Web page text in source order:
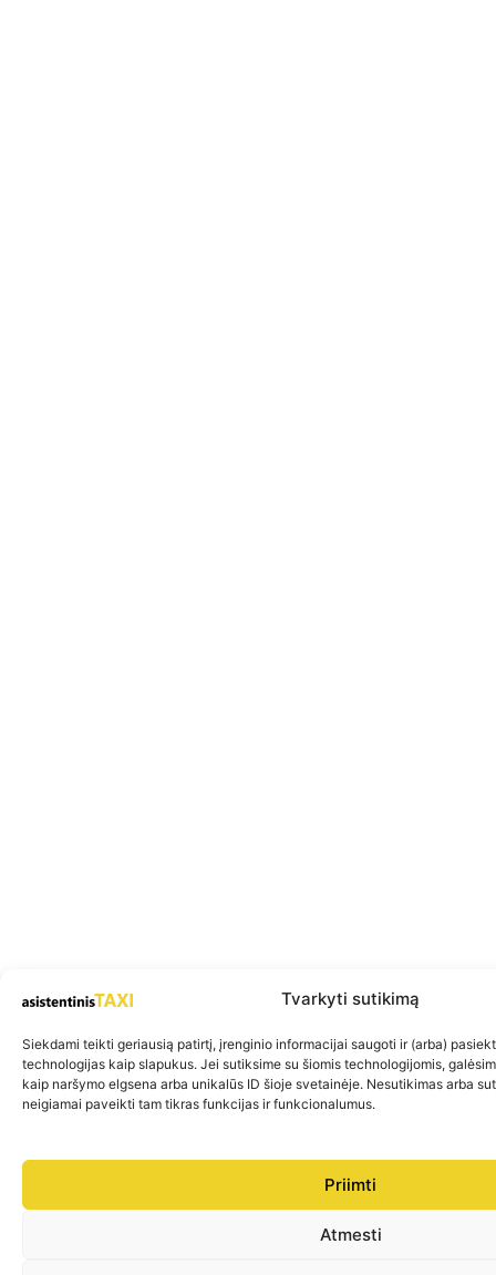
Tvarkyti sutikimą
Siekdami teikti geriausią patirtį, įrenginio informacijai saugoti ir (arba)
technologijas kaip slapukus. Jei sutiksime su šiomis technologijomis,
kaip naršymo elgsena arba unikalūs ID šioje svetainėje. Nesutikimas arba
neigiamai paveikti tam tikras funkcijas ir funkcionalumus.
Priimti
Atmesti